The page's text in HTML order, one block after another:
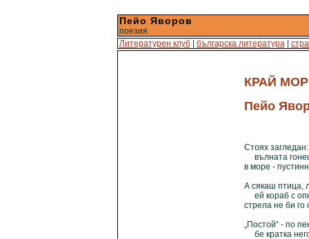
Пейо Яворов
поезия
Литературен клуб| българска литература|
КРАЙ
Пейо
Стоях
вълната
в море -
А сякаш птица,
ей кораб с
стрела не би го
„Постой“ - по
бе кратка